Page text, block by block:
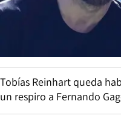
Tobías Reinhart queda
un respiro a Fernando